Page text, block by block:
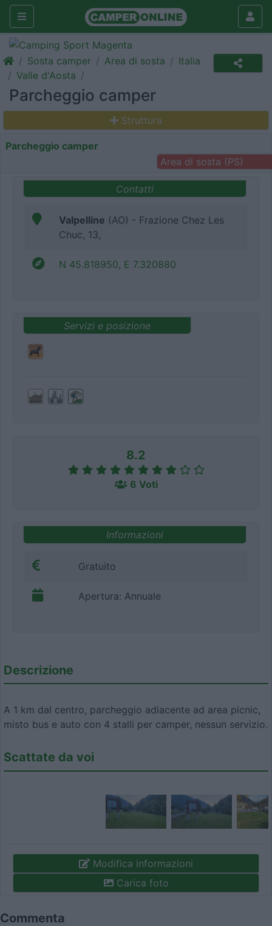
Sosta camper Area di sosta
Italia
Valle d'Aosta
Parcheggio camper
Struttura
Parcheggio camper
Area di sosta (PS)
Contatti
Valpelline (AO) - Frazione Chez Les
Chuc, 13,
N 45.818950, E 7.320880
Servizi e posizione
8.2
6 Voti
Informazioni
Gratuito
Apertura: Annuale
Descrizione
A 1 km dal centro, parcheggio adiacente ad area picnic,
misto bus e auto con 4 stalli per camper, nessun servizio.
Scattate da voi
Modifica informazioni
Carica foto
Commenta